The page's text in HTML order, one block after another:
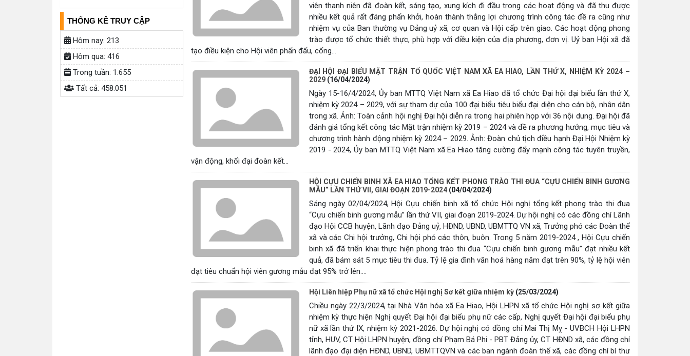
THỐNG KÊ TRUY CẬP
Hôm nay: 213
Hôm qua: 416
Trong tuần: 1.655
Tất cả: 458.051
viên thanh niên đã đoàn kết, sáng tạo, xung kích đi đầu trong các hoạt động và đã thu được
nhiều kết quả rất đáng phấn khởi, hoàn thành thắng lợi chương trình công tác đề ra cũng như
nhiệm vụ của Ban thường vụ Đảng uỷ xã, cơ quan và Hội cấp trên giao. Các hoạt động phong
trào được tổ chức thiết thực, phù hợp với điều kiện của địa phương, đơn vị. Uỷ ban Hội xã đã
tạo điều kiện cho Hội viên phấn đấu, cống...
ĐẠI HỘI ĐẠI BIỂU MẶT TRẬN TỔ QUỐC VIỆT NAM XÃ EA HIAO, LẦN THỨ X, NHIỆM KỲ 2024 –
2029 (16/04/2024)
Ngày 15-16/4/2024, Ủy ban MTTQ Việt Nam xã Ea Hiao đã tổ chức Đại hội đại biểu lần thứ X,
nhiệm kỳ 2024 – 2029, với sự tham dự của 100 đại biểu tiêu biểu đại diện cho cán bộ, nhân dân
trong xã. Ảnh: Toàn cảnh hội nghị Đại hội diễn ra trong hai phiên họp với 36 nội dung. Đại hội đã
đánh giá tổng kết công tác Mặt trận nhiệm kỳ 2019 – 2024 và đề ra phương hướng, mục tiêu và
chương trình hành động nhiệm kỳ 2024 – 2029. Ảnh: Đoàn chủ tịch điều hạnh Đại Hội Nhiệm kỳ
2019 - 2024, Ủy ban MTTQ Việt Nam xã Ea Hiao tăng cường đẩy mạnh công tác tuyên truyền,
vận động, khối đại đoàn kết...
HỘI CỰU CHIẾN BINH XÃ EA HIAO TỔNG KẾT PHONG TRÀO THI ĐUA “CỰU CHIẾN BINH GƯƠNG
MẪU” LẦN THỨ VII, GIAI ĐOẠN 2019-2024 (04/04/2024)
Sáng ngày 02/04/2024, Hội Cựu chiến binh xã tổ chức Hội nghị tổng kết phong trào thi đua
“Cựu chiến binh gương mẫu” lần thứ VII, giai đoạn 2019-2024. Dự hội nghị có các đồng chí Lãnh
đạo Hội CCB huyện, Lãnh đạo Đảng uỷ, HĐND, UBND, UBMTTQ VN xã, Trưởng phó các Đoàn thể
xã và các Chi hội trưởng, Chi hội phó các thôn, buôn. Trong 5 năm 2019-2024 , Hội Cựu chiến
binh xã đã triển khai thực hiện phong trào thi đua “Cựu chiến binh gương mẫu” đạt nhiều kết
quả, đã bám sát 5 mục tiêu thi đua. Tỷ lệ gia đình văn hoá hàng năm đạt trên 90%, tỷ lệ hội viên
đạt tiêu chuẩn hội viên gương mẫu đạt 95% trở lên....
Hội Liên hiệp Phụ nữ xã tổ chức Hội nghị Sơ kết giữa nhiệm kỳ (25/03/2024)
Chiều ngày 22/3/2024, tại Nhà Văn hóa xã Ea Hiao, Hội LHPN xã tổ chức Hội nghị sơ kết giữa
nhiệm kỳ thực hiện Nghị quyết Đại hội đại biểu phụ nữ các cấp, Nghị quyết Đại hội đại biểu phụ
nữ xã lần thứ IX, nhiệm kỳ 2021-2026. Dự hội nghị có đồng chí Mai Thị Mỵ - UVBCH Hội LHPN
tỉnh, HUV, CT Hội LHPN huyện, đồng chí Phạm Bá Phi - PBT Đảng ủy, CT HĐND xã, các đồng chí
lãnh đạo đại diện HĐND, UBND, UBMTTQVN và các ban ngành đoàn thể xã, các đồng chí bí thư